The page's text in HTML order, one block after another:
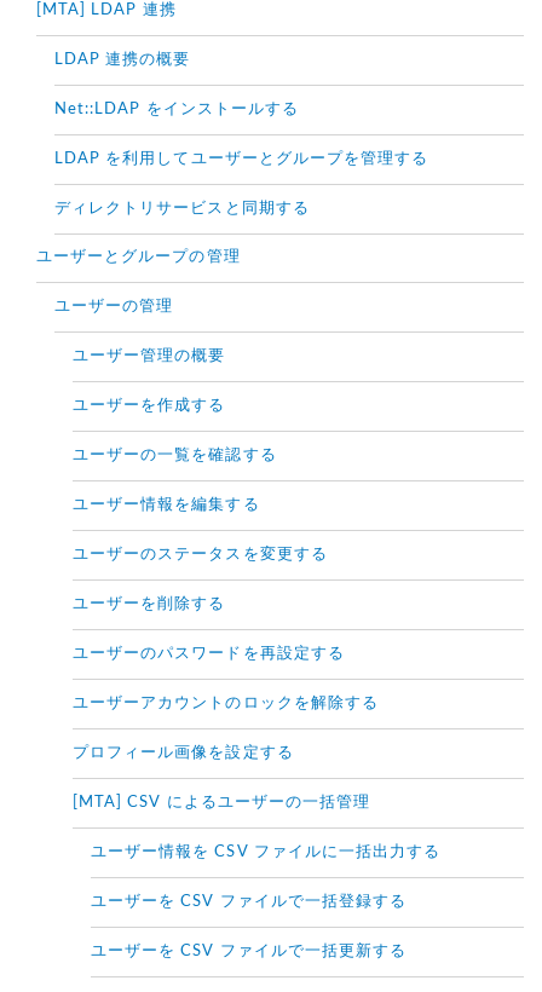
[MTA] LDAP 連携
LDAP 連携の概要
Net::LDAP をインストールする
LDAP を利用してユーザーとグループを管理する
ディレクトリサービスと同期する
ユーザーとグループの管理
ユーザーの管理
ユーザー管理の概要
ユーザーを作成する
ユーザーの一覧を確認する
ユーザー情報を編集する
ユーザーのステータスを変更する
ユーザーを削除する
ユーザーのパスワードを再設定する
ユーザーアカウントのロックを解除する
プロフィール画像を設定する
[MTA] CSV によるユーザーの一括管理
ユーザー情報を CSV ファイルに一括出力する
ユーザーを CSV ファイルで一括登録する
ユーザーを CSV ファイルで一括更新する